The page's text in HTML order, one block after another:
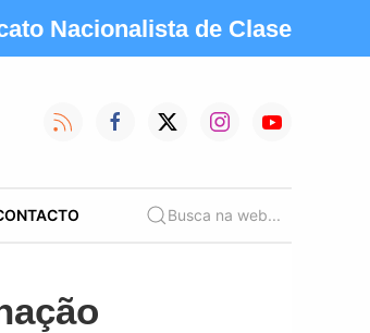
Nacionalista de Clase
Busca na web...